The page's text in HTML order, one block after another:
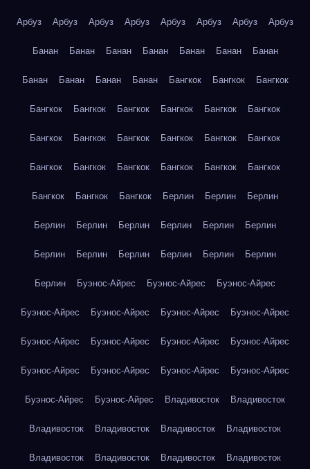
Арбуз Арбуз Арбуз Арбуз Арбуз Арбуз Арбуз Арбуз
Банан Банан Банан Банан Банан Банан Банан
Банан Банан Банан Банан Бангкок Бангкок Бангкок
Бангкок Бангкок Бангкок Бангкок Бангкок Бангкок
Бангкок Бангкок Бангкок Бангкок Бангкок Бангкок
Бангкок Бангкок Бангкок Бангкок Бангкок Бангкок
Бангкок Бангкок Бангкок Берлин Берлин Берлин
Берлин Берлин Берлин Берлин Берлин Берлин
Берлин Берлин Берлин Берлин Берлин Берлин
Берлин Буэнос-Айрес Буэнос-Айрес Буэнос-Айрес
Буэнос-Айрес Буэнос-Айрес Буэнос-Айрес Буэнос-Айрес
Буэнос-Айрес Буэнос-Айрес Буэнос-Айрес Буэнос-Айрес
Буэнос-Айрес Буэнос-Айрес Буэнос-Айрес Буэнос-Айрес
Буэнос-Айрес Буэнос-Айрес Владивосток Владивосток
Владивосток Владивосток Владивосток Владивосток
Владивосток Владивосток Владивосток Владивосток